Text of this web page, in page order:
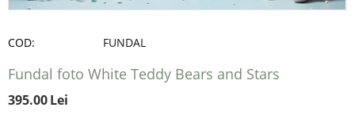
COD: FUNDAL
Fundal foto White Teddy Bears and Stars
395.00Lei